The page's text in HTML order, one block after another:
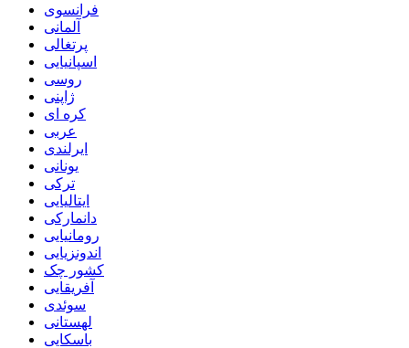
فرانسوی
آلمانی
پرتغالی
اسپانیایی
روسی
ژاپنی
کره ای
عربی
ایرلندی
یونانی
ترکی
ایتالیایی
دانمارکی
رومانیایی
اندونزیایی
کشور چک
آفریقایی
سوئدی
لهستانی
باسکایی